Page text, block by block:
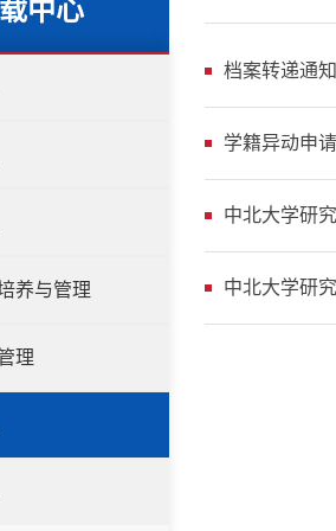
载中心
养与管理
理
档案转递通
学籍异动申
中北大学研
中北大学研